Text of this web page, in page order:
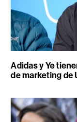
Adidas y Ye
de marketing de